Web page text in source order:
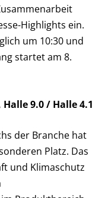
Highlights ein.
um 10:30 und
startet am 8.
9.0 / Halle 4.1
der Branche hat
Platz. Das
und Klimaschutz